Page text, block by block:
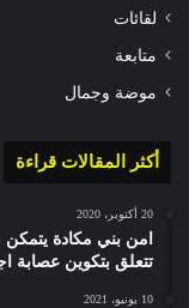
لقائات
متابعة
موضة وجمال
أكثر المقالات قراءة
20 أكتوبر، 2020
امن بني مكادة
تتعلق بتكوين عصابة
10 يونيو، 2021